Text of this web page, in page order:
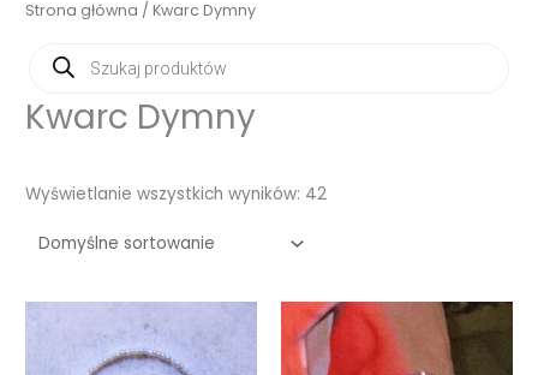
Strona główna / Kwarc Dymny
produktów
Kwarc Dymny
Wyświetlanie wszystkich wyników: 42